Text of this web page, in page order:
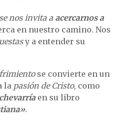
se nos invita a acercarnos a
en nuestro camino. Nos
y a entender su
se convierte en un
la pasión de Cristo, como
en su libro
.